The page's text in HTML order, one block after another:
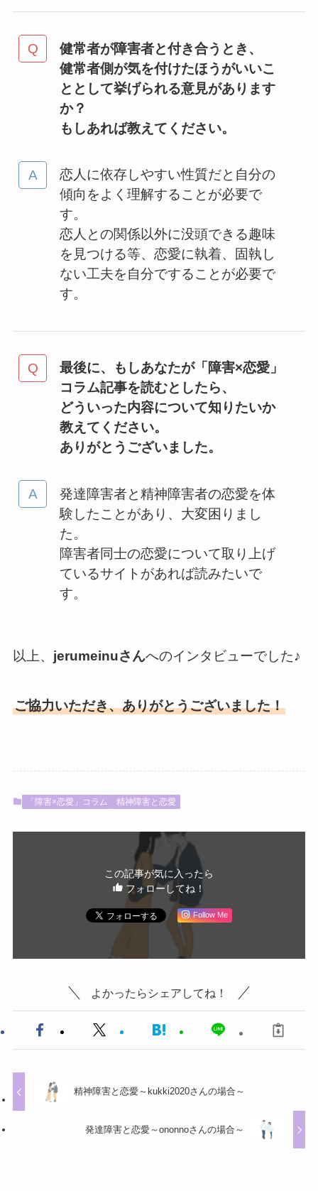
健常者が障害者と付き合うとき、
健常者側が気を付けたほうがいいこ
ととして挙げられる意見があります
か？
もしあれば教えてください。
恋人に依存しやすい性質だと自分の
傾向をよく理解することが必要で
す。
恋人との関係以外に没頭できる趣味
を見つける等、恋愛に執着、固執し
ない工夫を自分ですることが必要で
す。
最後に、もしあなたが「障害×恋愛」
コラム記事を読むとしたら、
どういった内容について知りたいか
教えてください。
ありがとうございました。
発達障害者と精神障害者の恋愛を体
験したことがあり、大変困りまし
た。
障害者同士の恋愛について取り上げ
ているサイトがあれば読みたいで
す。
以上、 jerumeinuさんへのインタビューでした♪
ご協力いただき、ありがとうございました！
「障害×恋愛」コラム 精神障害と恋愛
この記事が気に入ったら
フォローしてね！
Follow Me
よかったらシェアしてね！
精神障害と恋愛～kukki2020さんの場合～
発達障害と恋愛～ononnoさんの場合～